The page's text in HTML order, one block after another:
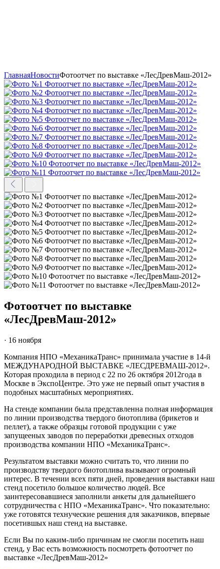
ГлавнаяНовостиФотоотчет по выставке «ЛесДревМаш-2012»
Фотоотчет по выставке
«ЛесДревМаш-2012»
· 16 ноября
Компания НПО «МеханикаТранс» принимала участие в 14-й
МЕЖДУНАРОДНОЙ ВЫСТАВКЕ «ЛЕСДРЕВМАШ-2012».
Которая проходила в период с 22 по 26 октября 2012года в
Москве в ЭкспоЦентре. Это уже не первый опыт участия в
подобных масштабных мероприятиях.
На стенде компании была представленна полная информация
по линии производства твердого биотоплива (брикетов и
пеллет), а также образцы готовой продукции с уже
запущееных заводов по переработки древесных отходов
производства компании НПО «МеханикаТранс».
Результатом выставки можно считать то, что линии по
производству твердого биотоплива вызывают огромный
интерес. В течении всех пяти дней, проведения выставки наш
стенд посетило большое количество людей. Все
заинтересовавшиеся заполнили анкеты для дальнейшего
сотрудничества с НПО «МеханикаТранс». Что показательно:
уже готовятся технуческие решения для заказчиков, впервые
посетившых наш стенд на выставке.
Если Вы по каким-либо причинам не смогли посетить наш
стенд, у Вас есть возможность посмотреть фотоотчет по
выставке «ЛесДревМаш-2012»